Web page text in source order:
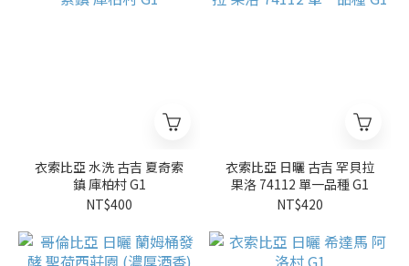
衣索比亞 水洗 古吉 夏奇索
鎮 庫柏村 G1
NT$400
衣索比亞 日曬 古吉 罕貝拉
果洛 74112 單一品種 G1
NT$420